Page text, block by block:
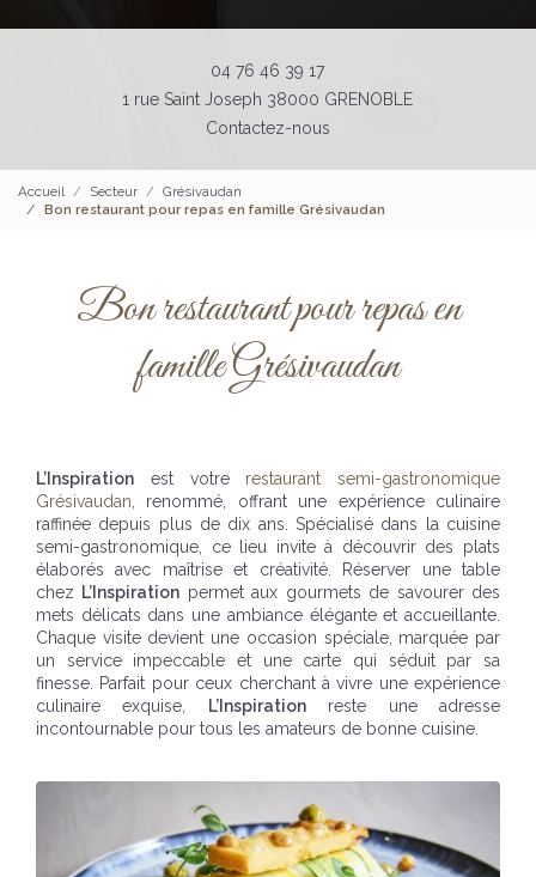
04 76 46 39 17
1 rue Saint Joseph 38000 GRENOBLE
Contactez-nous
Accueil Secteur
Grésivaudan
Bon restaurant pour repas en famille Grésivaudan
Bon restaurant pour repas en
famille Grésivaudan
L’Inspiration est votre restaurant semi-gastronomique
Grésivaudan , renommé, offrant une expérience culinaire
raffinée depuis plus de dix ans. Spécialisé dans la cuisine
semi-gastronomique, ce lieu invite à découvrir des plats
élaborés avec maîtrise et créativité. Réserver une table
chez L’Inspiration permet aux gourmets de savourer des
mets délicats dans une ambiance élégante et accueillante.
Chaque visite devient une occasion spéciale, marquée par
un service impeccable et une carte qui séduit par sa
finesse. Parfait pour ceux cherchant à vivre une expérience
culinaire exquise,
L’Inspirationreste une adresse
incontournable pour tous les amateurs de bonne cuisine.